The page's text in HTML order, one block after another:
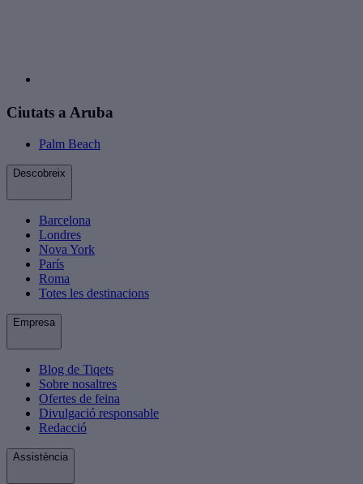
Ciutats a Aruba
Palm Beach
Descobreix
Barcelona
Londres
Nova York
París
Roma
Totes les destinacions
Empresa
Blog de Tiqets
Sobre nosaltres
Ofertes de feina
Divulgació responsable
Redacció
Assistència